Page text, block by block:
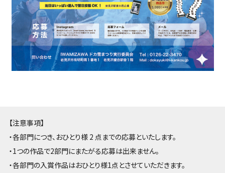
【注意事項】
・各部門につき、おひとり様 2 点までの応募といたします。
・1つの作品で2部門にまたがる応募は出来ません。
・各部門の入賞作品はおひとり様1点とさせていただきます。